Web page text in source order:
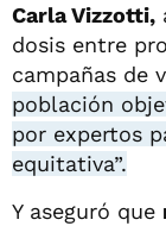
Carla Vizzotti,
dosis entre
campañas de
población
por expertos
equitativa”.
Y aseguró que